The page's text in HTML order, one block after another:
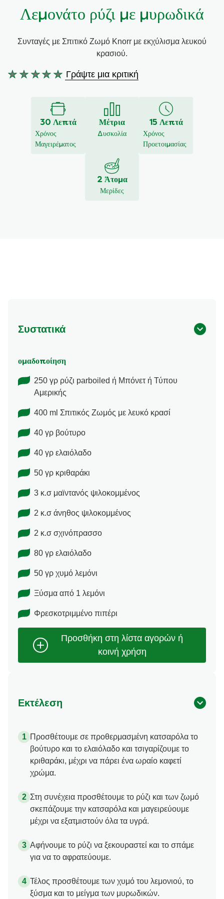
Συνταγές από την Μαργαρίτα Νικολαΐδη
Λεμονάτο ρύζι με μυρωδικά
Συνταγές με Σπιτικό Ζωμό Knorr με εκχύλισμα λευκού
κρασιού.
Δεν
αξιολογήσεις
Γράψτε μια κριτική
30 Λεπτά
Χρόνος
Μαγειρέματος
Μέτρια
Δυσκολία
15 Λεπτά
Χρόνος
Προετοιμασίας
2 Άτομα
Μερίδες
Συστατικά
ομαδοποίηση
250 γρ ρύζι parboiled ή Μπόνετ ή Τύπου
Αμερικής
400 ml Σπιτικός Ζωμός με λευκό κρασί
40 γρ βούτυρο
40 γρ ελαιόλαδο
50 γρ κριθαράκι
3 κ.σ μαϊντανός ψιλοκομμένος
2 κ.σ άνηθος ψιλοκομμένος
2 κ.σ σχινόπρασσο
80 γρ ελαιόλαδο
50 γρ χυμό λεμόνι
Ξύσμα από 1 λεμόνι
Φρεσκοτριμμένο πιπέρι
Εκτέλεση
Προσθέτουμε σε προθερμασμένη κατσαρόλα το
βούτυρο και το ελαιόλαδο και τσιγαρίζουμε το
κριθαράκι, μέχρι να πάρει ένα ωραίο καφετί
χρώμα.
Στη συνέχεια προσθέτουμε το ρύζι και των ζωμό
σκεπάζουμε την κατσαρόλα και μαγειρεύουμε
μέχρι να εξατμιστούν όλα τα υγρά.
Αφήνουμε το ρύζι να ξεκουραστεί και το σπάμε
για να το αφρατεύουμε.
Τέλος προσθέτουμε των χυμό του λεμονιού, το
ξύσμα και το μείγμα των μυρωδικών.